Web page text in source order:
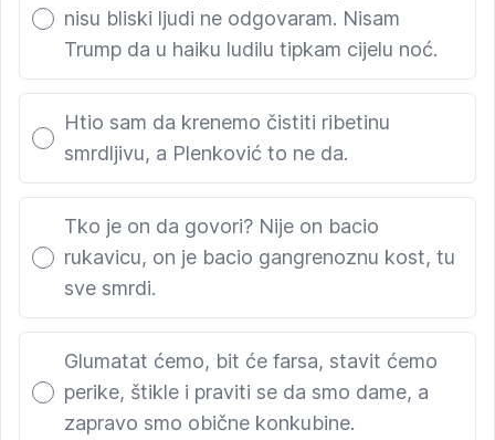
nisu bliski ljudi ne odgovaram. Nisam
Trump da u haiku ludilu tipkam cijelu noć.
Htio sam da krenemo čistiti ribetinu
smrdljivu, a Plenković to ne da.
Tko je on da govori? Nije on bacio
rukavicu, on je bacio gangrenoznu kost, tu
sve smrdi.
Glumatat ćemo, bit će farsa, stavit ćemo
perike, štikle i praviti se da smo dame, a
zapravo smo obične konkubine.